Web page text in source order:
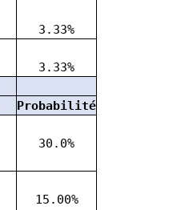
3.33%
3.33%
Probabilité
30.0%
15.00%